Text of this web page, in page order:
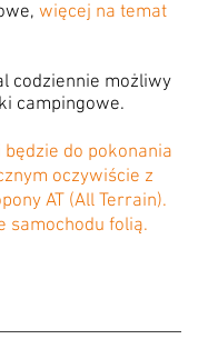
więcej na temat
codziennie możliwy
campingowe.
do pokonania
oczywiście z
AT (All Terrain).
samochodu folią.